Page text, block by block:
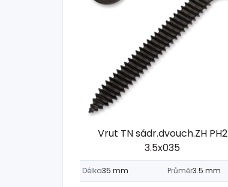
Vrut TN sádr.dvouch.ZH PH2
3.5x035
Délka35 mm Průměr3.5 mm